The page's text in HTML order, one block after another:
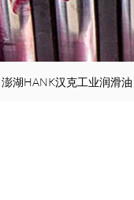
澎湖HANK汉克工业润滑油